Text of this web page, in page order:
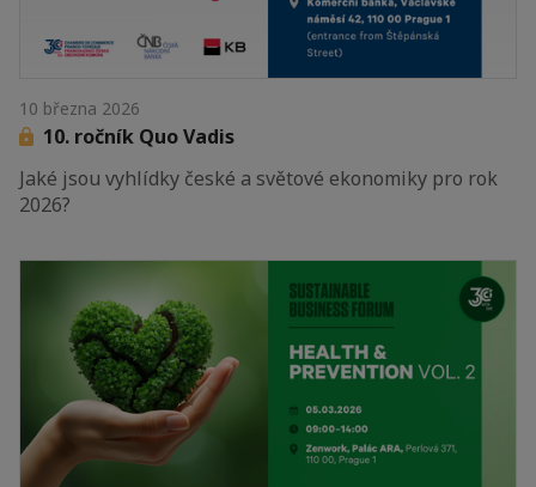
10 března 2026
10. ročník Quo Vadis
Jaké jsou vyhlídky české a světové ekonomiky pro rok
2026?